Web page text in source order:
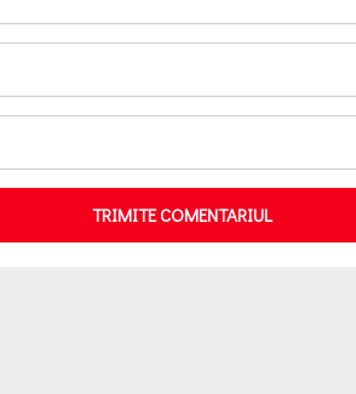
TRIMITE COMENTARIUL